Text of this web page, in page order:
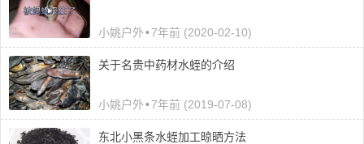
小姚户外•7年前 (2020-02-10)
关于名贵中药材水蛭的介绍
小姚户外•7年前 (2019-07-08)
东北小黑条水蛭加工晾晒方法